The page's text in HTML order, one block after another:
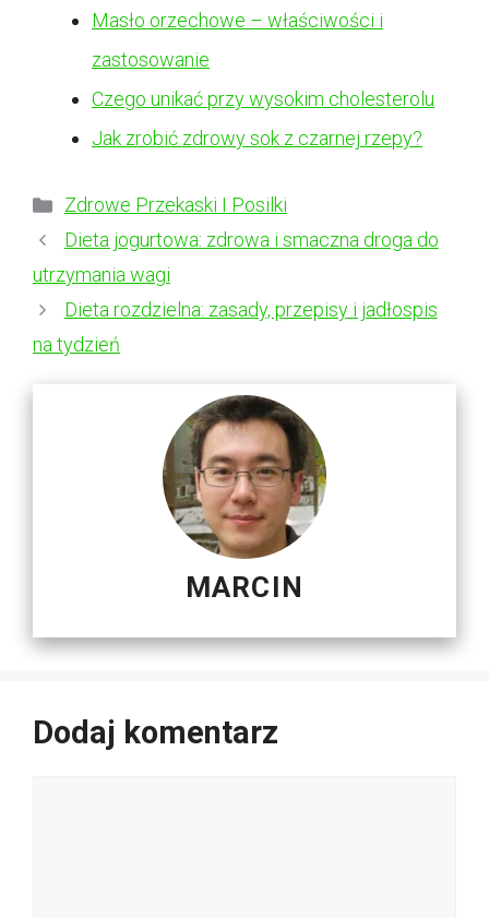
Masło orzechowe – właściwości i
zastosowanie
Czego unikać przy wysokim cholesterolu
Jak zrobić zdrowy sok z czarnej rzepy?
Kategorie
Zdrowe Przekaski I Posilki
Dieta jogurtowa: zdrowa i smaczna droga do
utrzymania wagi
Dieta rozdzielna: zasady, przepisy i jadłospis
na tydzień
MARCIN
Dodaj komentarz